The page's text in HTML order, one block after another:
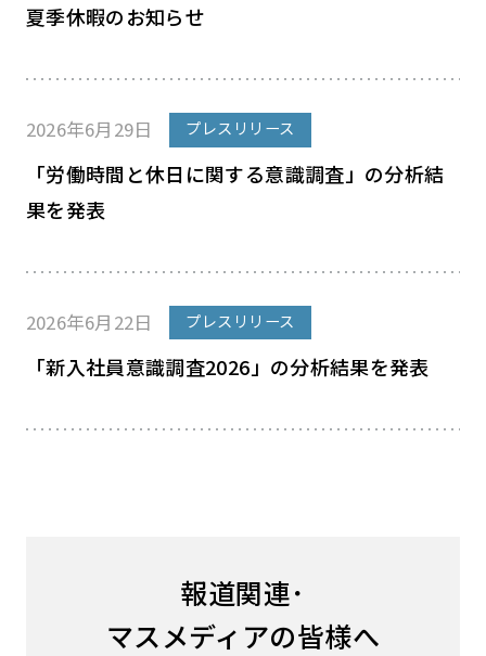
夏季休暇のお知らせ
2026年6月29日 プレスリリース
「労働時間と休日に関する意識調査」の分析結
果を発表
2026年6月22日 プレスリリース
「新入社員意識調査2026」の分析結果を発表
報道関連･
マスメディアの皆様へ